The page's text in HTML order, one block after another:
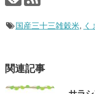
国産三十三雑穀米, く
関連記事